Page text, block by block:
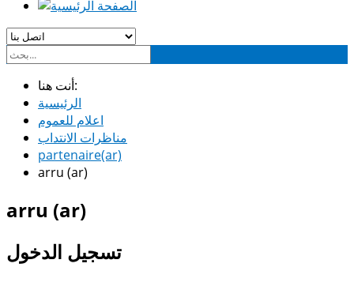
أنت هنا:
الرئيسية
اعلام للعموم
مناظرات الانتداب
partenaire(ar)
arru (ar)
arru (ar)
تسجيل الدخول